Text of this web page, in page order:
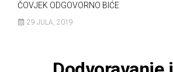
ČOVJEK ODGOVORNO BIĆE
29 JULA, 2019